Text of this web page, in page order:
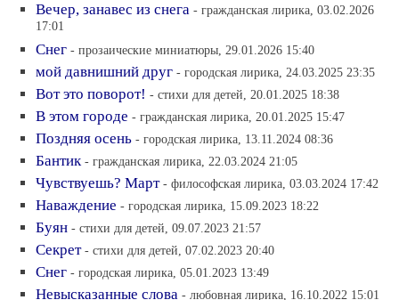
Вечер, занавес из снега - гражданская лирика, 03.02.2026
17:01
Снег - прозаические миниатюры, 29.01.2026 15:40
мой давнишний друг - городская лирика, 24.03.2025 23:35
Вот это поворот! - стихи для детей, 20.01.2025 18:38
В этом городе - гражданская лирика, 20.01.2025 15:47
Поздняя осень - городская лирика, 13.11.2024 08:36
Бантик - гражданская лирика, 22.03.2024 21:05
Чувствуешь? Март - философская лирика, 03.03.2024 17:42
Наваждение - городская лирика, 15.09.2023 18:22
Буян - стихи для детей, 09.07.2023 21:57
Секрет - стихи для детей, 07.02.2023 20:40
Снег - городская лирика, 05.01.2023 13:49
Невысказанные слова - любовная лирика, 16.10.2022 15:01